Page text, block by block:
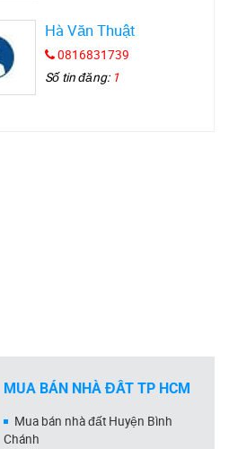
Hà Văn Thuật
0816831739
Số tin đăng: 1
MUA BÁN NHÀ ĐẤT TP HCM
Mua bán nhà đất Huyện Bình
Chánh